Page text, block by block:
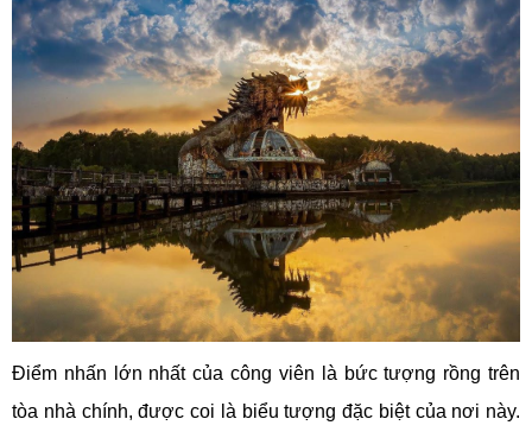
Điểm nhấn lớn nhất của công viên là bức tượng rồng trên
tòa nhà chính, được coi là biểu tượng đặc biệt của nơi này.